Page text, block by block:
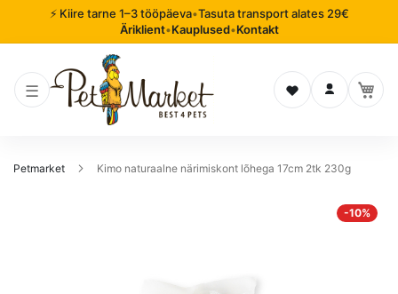
⚡ Kiire tarne 1–3 tööpäeva•Tasuta transport alates 29€
Äriklient•Kauplused•Kontakt
Soovinimekiri
Logi sisse
Petmarket Kimo naturaalne närimiskont lõhega 17cm 2tk 230g
-10%